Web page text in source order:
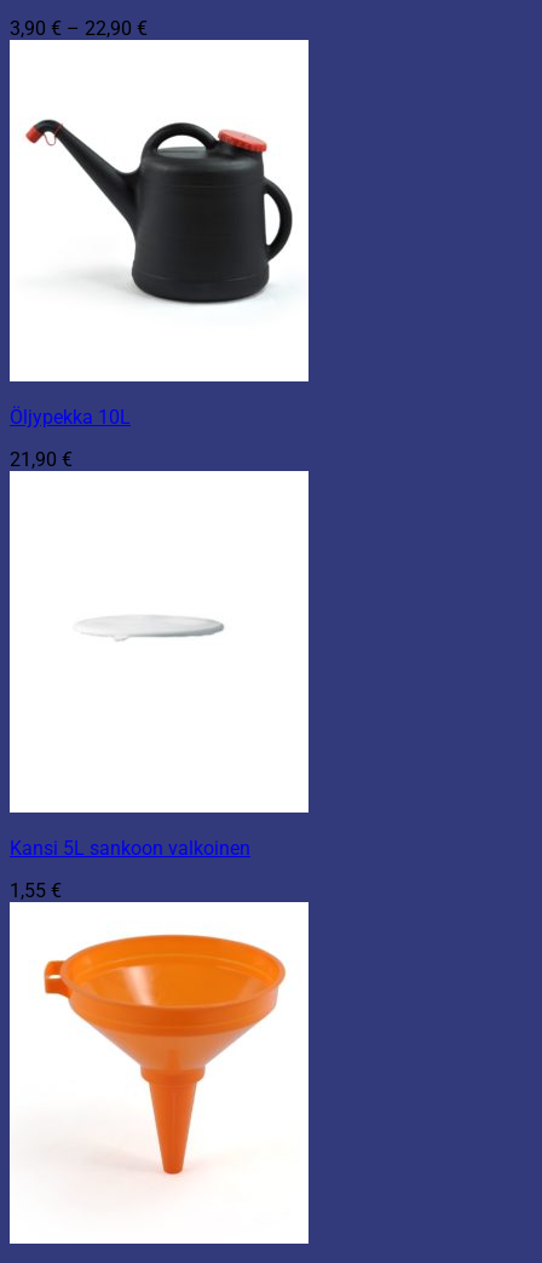
3,90 € – 22,90 €
Öljypekka 10L
21,90 €
Kansi 5L sankoon valkoinen
1,55 €